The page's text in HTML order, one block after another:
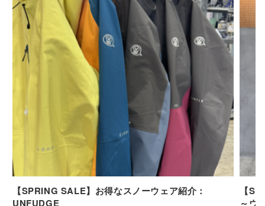
【SPRING SALE】お得なスノーウェア紹介：
UNFUDGE
【
～ウ